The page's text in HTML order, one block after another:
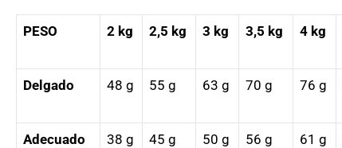
PESO 2 kg 2,5 kg 3 kg 3,5 kg 4 kg
Delgado 48 g 55 g 63 g 70 g 76 g
Adecuado 38 g 45 g 50 g 56 g 61 g